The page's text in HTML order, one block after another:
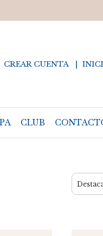
CREAR CUENTA
CLUB